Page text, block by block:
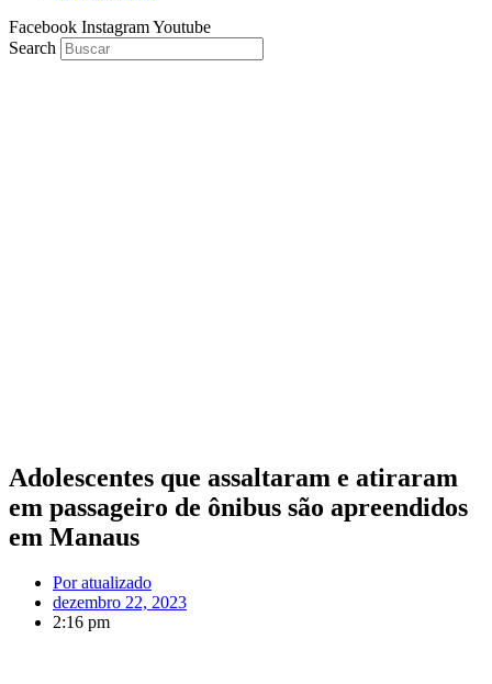
Facebook InstagramYoutube
Search
Adolescentes que assaltaram e atiraram
em passageiro de ônibus são apreendidos
em Manaus
Poratualizado
dezembro 22, 2023
2:16 pm